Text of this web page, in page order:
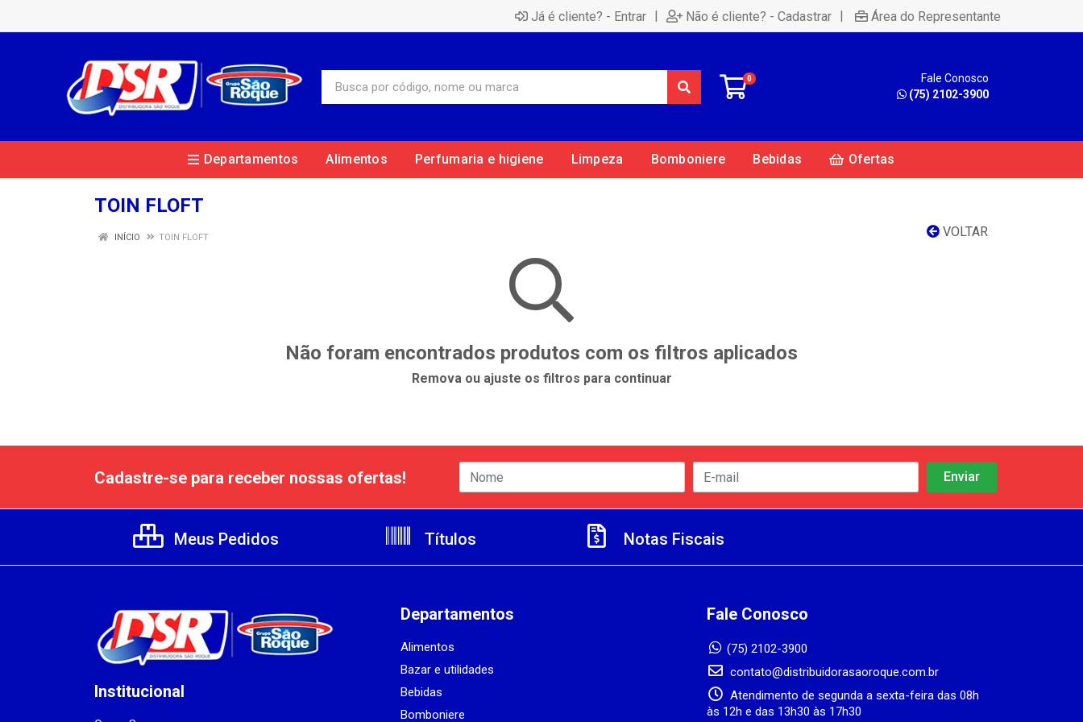
Já é cliente? - Entrar | Não é cliente? - Cadastrar | Área do Representante
0
Fale Conosco
(75) 2102-3900
Departamentos Alimentos Perfumaria e higiene Limpeza Bomboniere Bebidas Ofertas
TOIN FLOFT
VOLTAR
INÍCIO TOIN FLOFT
Não foram encontrados produtos com os filtros aplicados
Remova ou ajuste os filtros para continuar
Cadastre-se para receber nossas ofertas!
Meus Pedidos Títulos Notas Fiscais
Institucional
Departamentos
Alimentos
Bazar e utilidades
Bebidas
Bomboniere
Fale Conosco
(75) 2102-3900
contato@distribuidorasaoroque.com.br
Atendimento de segunda a sexta-feira das 08h
às 12h e das 13h30 às 17h30